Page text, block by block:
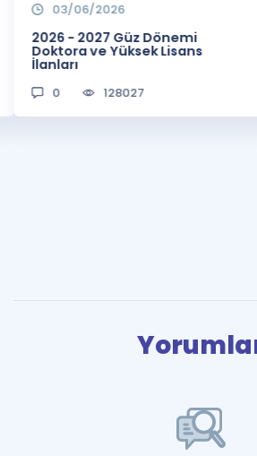
03/06/2026
2026 - 2027 Güz Dönemi
Doktora ve Yüksek Lisans
İlanları
0 128027